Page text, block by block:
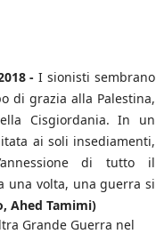
- I sionisti sembrano
di grazia alla Palestina,
Cisgiordania. In un
ai soli insediamenti,
di tutto il
una volta, una guerra si
Ahed Tamimi)
Grande Guerra nel